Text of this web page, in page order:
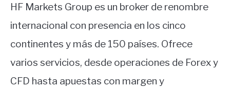
PAMM
financiera
HF Markets Group es un broker de renombre
internacional con presencia en los cinco
continentes y más de 150 países. Ofrece
varios servicios, desde operaciones de Forex y
CFD hasta apuestas con margen y